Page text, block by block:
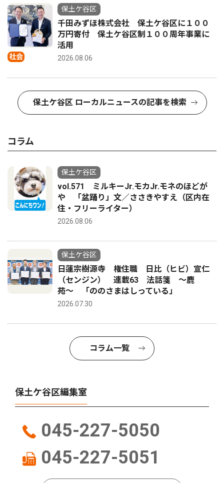
社会
保土ケ谷区
千田みずほ株式会社 保土ケ谷区に１００
万円寄付 保土ケ谷区制１００周年事業に
活用
2026.08.06
保土ケ谷区 ローカルニュースの記事を検索
コラム
保土ケ谷区
vol.571 ミルキーJr.モカJr.モネのほどが
や 「盆踊り」文／ささきやすえ（区内在
住・フリーライター）
2026.08.06
保土ケ谷区
日蓮宗樹源寺 権住職 日比（ヒビ）宣仁
（センジン） 連載63 法話箋 〜鹿
苑〜 「ののさまはしっている」
2026.07.30
コラム一覧
保土ケ谷区編集室
045-227-5050
045-227-5051